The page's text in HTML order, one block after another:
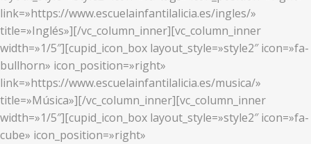
link=»https://www.escuelainfantilalicia.es/ingles/»
title=»Inglés»][/vc_column_inner][vc_column_inner
width=»1/5″][cupid_icon_box layout_style=»style2″ icon=»fa-
bullhorn» icon_position=»right»
link=»https://www.escuelainfantilalicia.es/musica/»
title=»Música»][/vc_column_inner][vc_column_inner
width=»1/5″][cupid_icon_box layout_style=»style2″ icon=»fa-
cube» icon_position=»right»